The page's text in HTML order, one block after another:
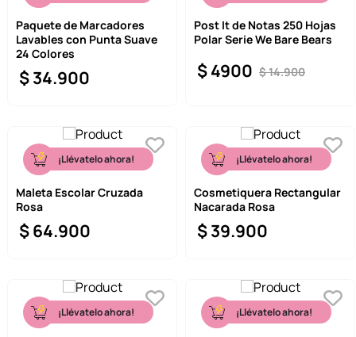
Paquete de Marcadores
Lavables con Punta Suave
24 Colores
$34.900
Post It de Notas 250 Hojas
Polar Serie We Bare Bears
$14.900
$4900
¡Llévatelo ahora!
Maleta Escolar Cruzada
Rosa
$64.900
¡Llévatelo ahora!
Cosmetiquera Rectangular
Nacarada Rosa
$39.900
¡Llévatelo ahora! ¡Llévatelo ahora!